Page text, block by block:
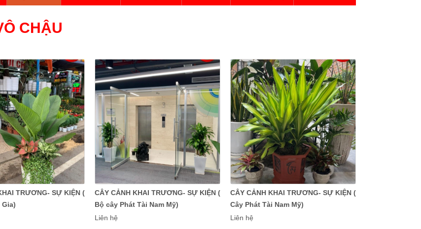
CHẬU
TRƯƠNG- SỰ KIỆN (
CÂY CẢNH KHAI TRƯƠNG- SỰ KIỆN (
Bộ cây Phát Tài Nam Mỹ)
Liên hệ
CÂY CẢNH KHAI TRƯƠNG- SỰ KIỆN (
Cây Phát Tài Nam Mỹ)
Liên hệ